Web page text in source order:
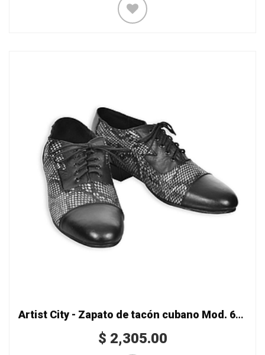
Artist City - Zapato de tacón cubano Mod. 6522 serpiente
$ 2,305.00